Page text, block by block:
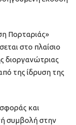
Πορταριάς»
στο πλαίσιο
διοργανώτριας
της ίδρυση της
και
συμβολή στην